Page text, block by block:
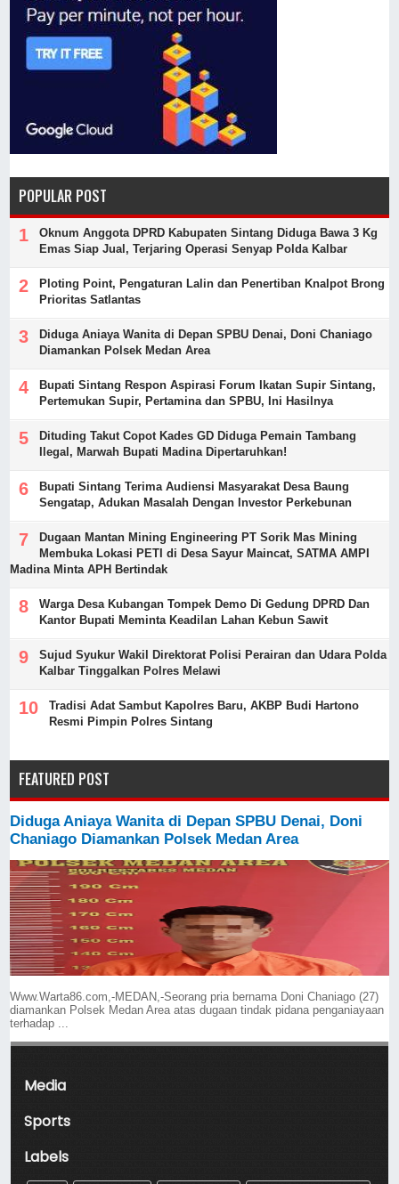
POPULAR POST
Oknum Anggota DPRD Kabupaten Sintang Diduga Bawa 3 Kg
Emas Siap Jual, Terjaring Operasi Senyap Polda Kalbar
Ploting Point, Pengaturan Lalin dan Penertiban Knalpot Brong
Prioritas Satlantas
Diduga Aniaya Wanita di Depan SPBU Denai, Doni Chaniago
Diamankan Polsek Medan Area
Bupati Sintang Respon Aspirasi Forum Ikatan Supir Sintang,
Pertemukan Supir, Pertamina dan SPBU, Ini Hasilnya
Dituding Takut Copot Kades GD Diduga Pemain Tambang
Ilegal, Marwah Bupati Madina Dipertaruhkan!
Bupati Sintang Terima Audiensi Masyarakat Desa Baung
Sengatap, Adukan Masalah Dengan Investor Perkebunan
Dugaan Mantan Mining Engineering PT Sorik Mas Mining
Membuka Lokasi PETI di Desa Sayur Maincat, SATMA AMPI
Madina Minta APH Bertindak
Warga Desa Kubangan Tompek Demo Di Gedung DPRD Dan
Kantor Bupati Meminta Keadilan Lahan Kebun Sawit
Sujud Syukur Wakil Direktorat Polisi Perairan dan Udara Polda
Kalbar Tinggalkan Polres Melawi
Tradisi Adat Sambut Kapolres Baru, AKBP Budi Hartono
Resmi Pimpin Polres Sintang
FEATURED POST
Diduga Aniaya Wanita di Depan SPBU Denai, Doni
Chaniago Diamankan Polsek Medan Area
Www.Warta86.com,-MEDAN,-Seorang pria bernama Doni Chaniago (27)
diamankan Polsek Medan Area atas dugaan tindak pidana penganiayaan
terhadap ...
Media
Sports
Labels